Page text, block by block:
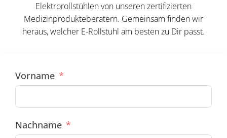
Elektrorollstühlen von unseren zertifizierten
Medizinprodukteberatern. Gemeinsam finden wir
heraus, welcher E-Rollstuhl am besten zu Dir passt.
Vorname
Nachname